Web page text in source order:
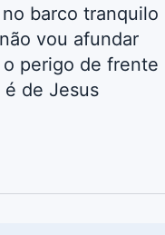
barco tranquilo
vou afundar
perigo de frente
é de Jesus